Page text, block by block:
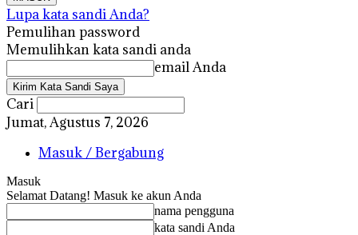
Lupa kata sandi Anda?
Pemulihan password
Memulihkan kata sandi anda
email Anda
Cari
Jumat, Agustus 7, 2026
Masuk / Bergabung
Masuk
Selamat Datang! Masuk ke akun Anda
nama pengguna
kata sandi Anda